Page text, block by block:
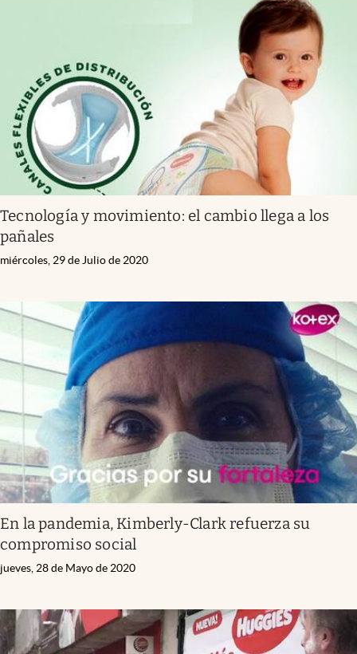
Tecnología y movimiento: el cambio llega a los
pañales
miércoles, 29 de Julio de 2020
En la pandemia, Kimberly-Clark refuerza su
compromiso social
jueves, 28 de Mayo de 2020